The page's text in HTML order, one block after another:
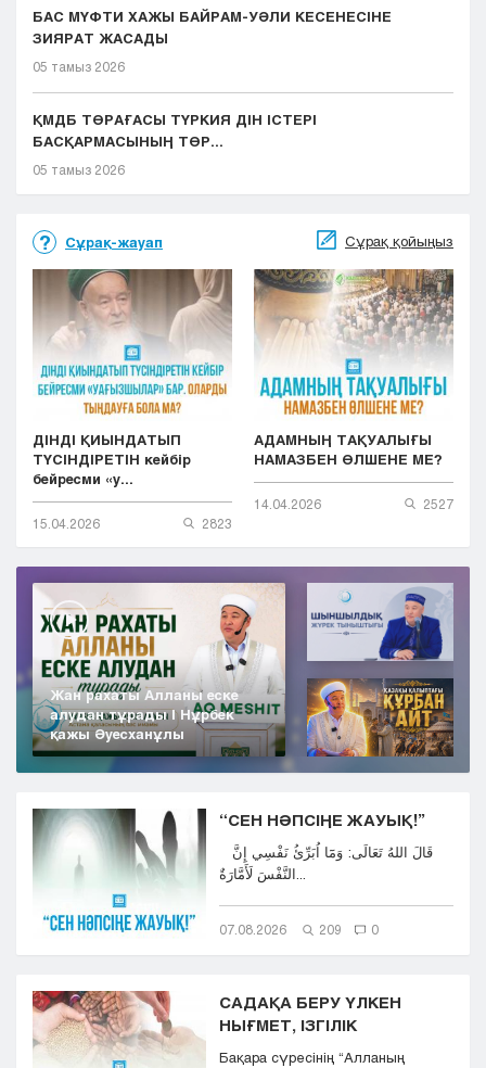
БАС МҮФТИ ХАЖЫ БАЙРАМ-УӘЛИ КЕСЕНЕСІНЕ
ЗИЯРАТ ЖАСАДЫ
05 тамыз 2026
ҚМДБ ТӨРАҒАСЫ ТҮРКИЯ ДІН ІСТЕРІ
БАСҚАРМАСЫНЫҢ ТӨР...
05 тамыз 2026
Сұрақ-жауап Сұрақ қойыңыз
ДІНДІ ҚИЫНДАТЫП
ТҮСІНДІРЕТІН кейбір
бейресми «у...
15.04.2026 2823
АДАМНЫҢ ТАҚУАЛЫҒЫ
НАМАЗБЕН ӨЛШЕНЕ МЕ?
14.04.2026 2527
Жан рахаты Алланы еске
алудан тұрады | Нұрбек
қажы Әуесханұлы
“СЕН НӘПСІҢЕ ЖАУЫҚ!”
07.08.2026 209 0
САДАҚА БЕРУ ҮЛКЕН
НЫҒМЕТ, ІЗГІЛІК
Бақара сүресінің “Aлланың